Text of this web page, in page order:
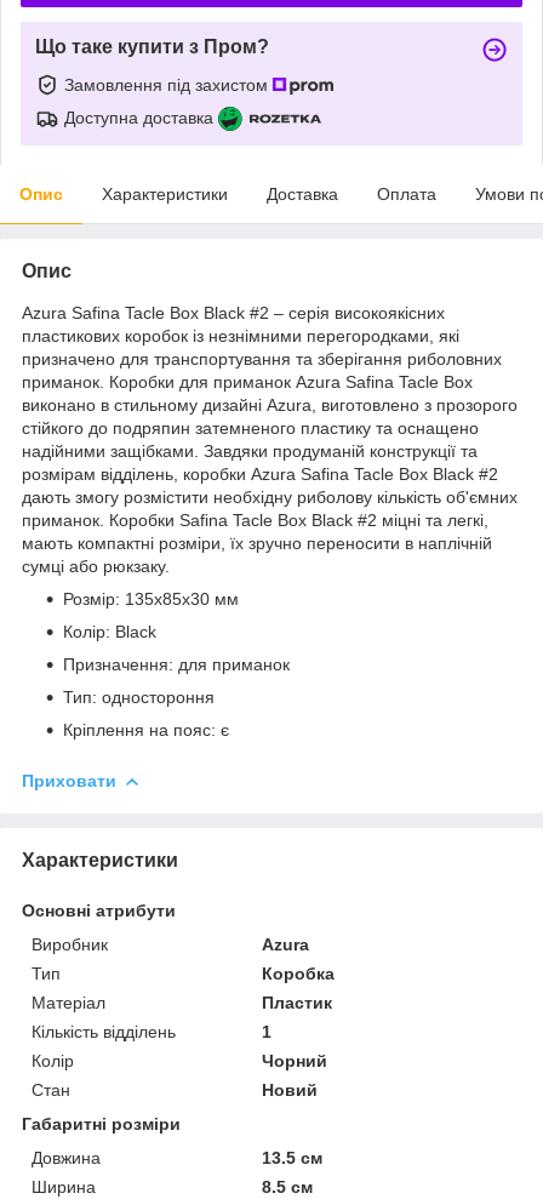
Що таке купити з Пром?
Замовлення під захистом
Доступна доставка
Опис Характеристики Доставка Оплата Умови
Опис
Azura Safina Tacle Box Black #2 – серія високоякісних
пластикових коробок із незнімними перегородками, які
призначено для транспортування та зберігання риболовних
приманок. Коробки для приманок Azura Safina Tacle Box
виконано в стильному дизайні Azura, виготовлено з прозорого
стійкого до подряпин затемненого пластику та оснащено
надійними защібками. Завдяки продуманій конструкції та
розмірам відділень, коробки Azura Safina Tacle Box Black #2
дають змогу розмістити необхідну риболову кількість об'ємних
приманок. Коробки Safina Tacle Box Black #2 міцні та легкі,
мають компактні розміри, їх зручно переносити в наплічній
сумці або рюкзаку.
Розмір: 135x85x30 мм
Колір: Black
Призначення: для приманок
Тип: одностороння
Кріплення на пояс: є
Приховати
Характеристики
Основні атрибути
Виробник
Azura
Тип
Коробка
Матеріал
Пластик
Кількість відділень
1
Колір
Чорний
Стан
Новий
Габаритні розміри
Довжина
13.5 см
Ширина
8.5 см